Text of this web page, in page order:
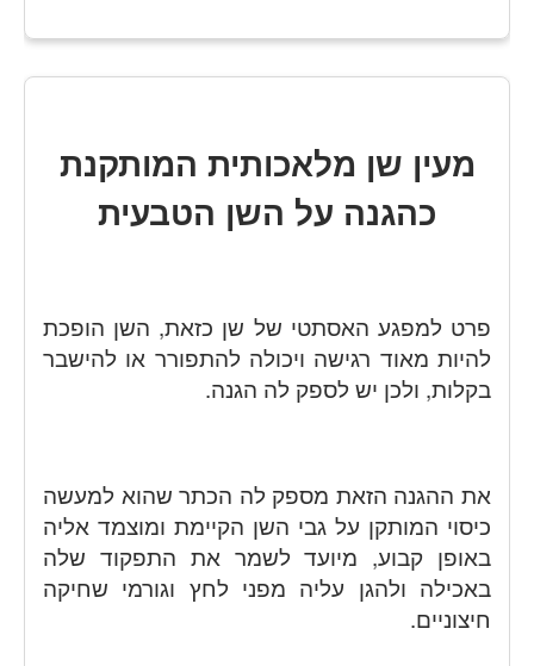
מעין שן מלאכותית המותקנת
כהגנה על השן הטבעית
פרט למפגע האסתטי של שן כזאת, השן הופכת
להיות מאוד רגישה ויכולה להתפורר או להישבר
בקלות, ולכן יש לספק לה הגנה.
את ההגנה הזאת מספק לה הכתר שהוא למעשה
כיסוי המותקן על גבי השן הקיימת ומוצמד אליה
באופן קבוע, מיועד לשמר את התפקוד שלה
באכילה ולהגן עליה מפני לחץ וגורמי שחיקה
חיצוניים.